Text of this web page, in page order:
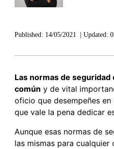
Published: 14/05/2021 Updated:
Las normas de
común y de vital
oficio que desempeñes
que vale la pena dedicar
Aunque esas normas de
las mismas para cualquier